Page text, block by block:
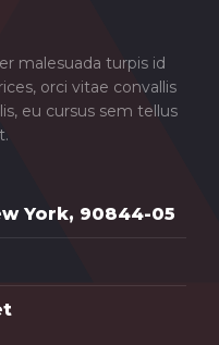
malesuada turpis id
orci vitae convallis
eu cursus sem tellus
York, 90844-05